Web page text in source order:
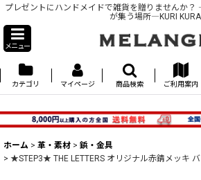
プレゼントにハンドメイドで雑貨を贈りませんか
が集う場所―KURI KURA
メニュー
カテゴリ マイページ 商品検索 ご利用案内
ホーム > 革・素材 > 鋲・金具
> ★STEP3★ THE LETTERS オリジナル赤錆メッキ